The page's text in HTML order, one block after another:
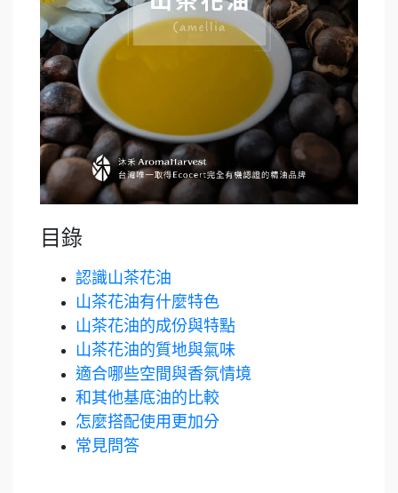
目錄
認識山茶花油
山茶花油有什麼特色
山茶花油的成份與特點
山茶花油的質地與氣味
適合哪些空間與香氛情境
和其他基底油的比較
怎麼搭配使用更加分
常見問答